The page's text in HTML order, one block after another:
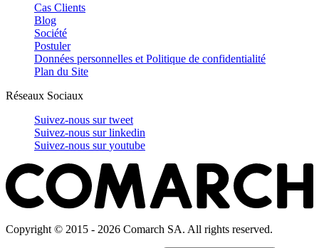
Cas Clients
Blog
Société
Postuler
Données personnelles et Politique de confidentialité
Plan du Site
Réseaux Sociaux
Suivez-nous surtweet
Suivez-nous surlinkedin
Suivez-nous suryoutube
Copyright © 2015 - 2026 Comarch SA. All rights reserved.